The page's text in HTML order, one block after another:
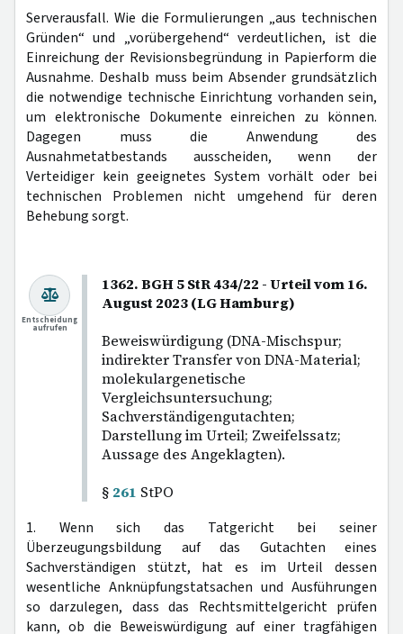
Serverausfall. Wie die Formulierungen „aus technischen
Gründen“ und „vorübergehend“ verdeutlichen, ist die
Einreichung der Revisionsbegründung in Papierform die
Ausnahme. Deshalb muss beim Absender grundsätzlich
die notwendige technische Einrichtung vorhanden sein,
um elektronische Dokumente einreichen zu können.
Dagegen muss die Anwendung des
Ausnahmetatbestands ausscheiden, wenn der
Verteidiger kein geeignetes System vorhält oder bei
technischen Problemen nicht umgehend für deren
Behebung sorgt.
1362. BGH 5 StR 434/22 - Urteil vom 16.
August 2023 (LG Hamburg)
Beweiswürdigung (DNA-Mischspur;
indirekter Transfer von DNA-Material;
molekulargenetische
Vergleichsuntersuchung;
Sachverständigengutachten;
Darstellung im Urteil; Zweifelssatz;
Aussage des Angeklagten).
§ 261 StPO
Entscheidung
aufrufen
1. Wenn sich das Tatgericht bei seiner
Überzeugungsbildung auf das Gutachten eines
Sachverständigen stützt, hat es im Urteil dessen
wesentliche Anknüpfungstatsachen und Ausführungen
so darzulegen, dass das Rechtsmittelgericht prüfen
kann, ob die Beweiswürdigung auf einer tragfähigen